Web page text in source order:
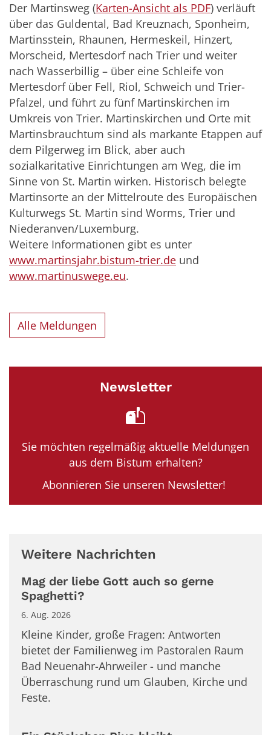
Der Martinsweg (Karten-Ansicht als PDF) verläuft
über das Guldental, Bad Kreuznach, Sponheim,
Martinsstein, Rhaunen, Hermeskeil, Hinzert,
Morscheid, Mertesdorf nach Trier und weiter
nach Wasserbillig – über eine Schleife von
Mertesdorf über Fell, Riol, Schweich und Trier-
Pfalzel, und führt zu fünf Martinskirchen im
Umkreis von Trier. Martinskirchen und Orte mit
Martinsbrauchtum sind als markante Etappen auf
dem Pilgerweg im Blick, aber auch
sozialkaritative Einrichtungen am Weg, die im
Sinne von St. Martin wirken. Historisch belegte
Martinsorte an der Mittelroute des Europäischen
Kulturwegs St. Martin sind Worms, Trier und
Niederanven/Luxemburg.
Weitere Informationen gibt es unter
www.martinsjahr.bistum-trier.de und
www.martinuswege.eu.
Alle Meldungen
Newsletter
Sie möchten regelmäßig aktuelle Meldungen
aus dem Bistum erhalten?
Abonnieren Sie unseren Newsletter!
Weitere Nachrichten
Mag der liebe Gott auch so gerne
Spaghetti?
6. Aug. 2026
Kleine Kinder, große Fragen: Antworten
bietet der Familienweg im Pastoralen Raum
Bad Neuenahr-Ahrweiler - und manche
Überraschung rund um Glauben, Kirche und
Feste.